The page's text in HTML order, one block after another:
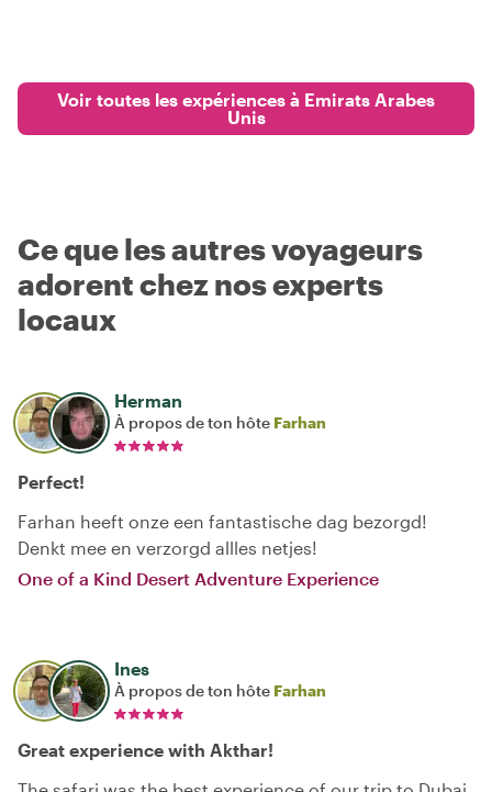
Voir toutes les expériences à Emirats Arabes
Unis
Ce que les autres voyageurs
adorent chez nos experts
locaux
Herman
À propos de ton hôte Farhan
Perfect!
Farhan heeft onze een fantastische dag bezorgd!
Denkt mee en verzorgd allles netjes!
One of a Kind Desert Adventure Experience
Ines
À propos de ton hôte Farhan
Great experience with Akthar!